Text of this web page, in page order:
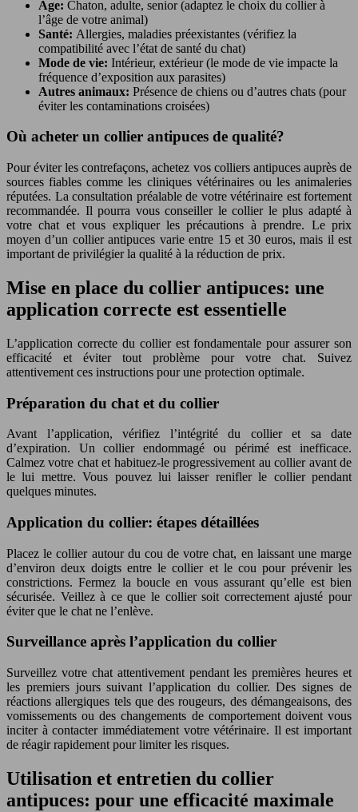
Âge: Chaton, adulte, senior (adaptez le choix du collier à
l’âge de votre animal)
Santé: Allergies, maladies préexistantes (vérifiez la
compatibilité avec l’état de santé du chat)
Mode de vie: Intérieur, extérieur (le mode de vie impacte la
fréquence d’exposition aux parasites)
Autres animaux: Présence de chiens ou d’autres chats (pour
éviter les contaminations croisées)
Où acheter un collier antipuces de qualité?
Pour éviter les contrefaçons, achetez vos colliers antipuces auprès de
sources fiables comme les cliniques vétérinaires ou les animaleries
réputées. La consultation préalable de votre vétérinaire est fortement
recommandée. Il pourra vous conseiller le collier le plus adapté à
votre chat et vous expliquer les précautions à prendre. Le prix
moyen d’un collier antipuces varie entre 15 et 30 euros, mais il est
important de privilégier la qualité à la réduction de prix.
Mise en place du collier antipuces: une
application correcte est essentielle
L’application correcte du collier est fondamentale pour assurer son
efficacité et éviter tout problème pour votre chat. Suivez
attentivement ces instructions pour une protection optimale.
Préparation du chat et du collier
Avant l’application, vérifiez l’intégrité du collier et sa date
d’expiration. Un collier endommagé ou périmé est inefficace.
Calmez votre chat et habituez-le progressivement au collier avant de
le lui mettre. Vous pouvez lui laisser renifler le collier pendant
quelques minutes.
Application du collier: étapes détaillées
Placez le collier autour du cou de votre chat, en laissant une marge
d’environ deux doigts entre le collier et le cou pour prévenir les
constrictions. Fermez la boucle en vous assurant qu’elle est bien
sécurisée. Veillez à ce que le collier soit correctement ajusté pour
éviter que le chat ne l’enlève.
Surveillance après l’application du collier
Surveillez votre chat attentivement pendant les premières heures et
les premiers jours suivant l’application du collier. Des signes de
réactions allergiques tels que des rougeurs, des démangeaisons, des
vomissements ou des changements de comportement doivent vous
inciter à contacter immédiatement votre vétérinaire. Il est important
de réagir rapidement pour limiter les risques.
Utilisation et entretien du collier
antipuces: pour une efficacité maximale